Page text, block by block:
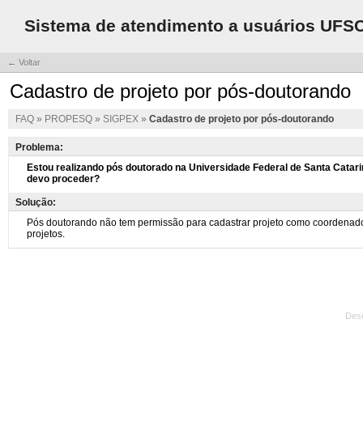
Sistema de atendimento a usuários
← Voltar
Cadastro de projeto por pós-doutorando
FAQ » PROPESQ » SIGPEX » Cadastro de projeto por pós-doutorando
Problema:
Solução: